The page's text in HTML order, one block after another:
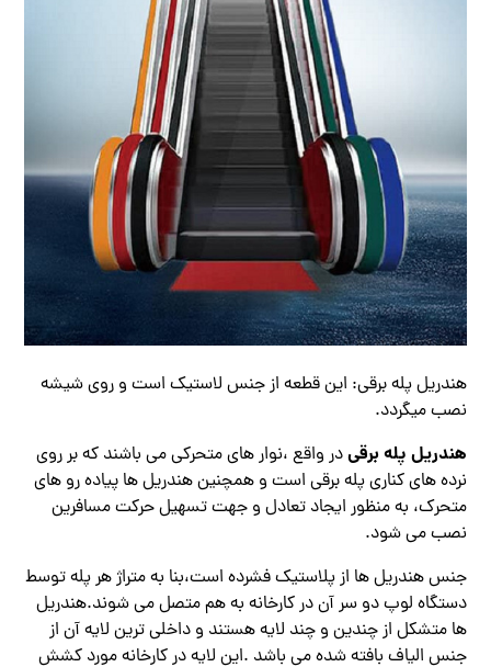
هندریل پله برقی: این قطعه از جنس لاستیک است و روی شیشه
نصب میگردد.
هندریل پله برقیدر واقع ،نوار های متحرکی می باشند که بر روی
نرده های کناری پله برقی است و همچنین هندریل ها پیاده رو های
متحرک، به منظور ایجاد تعادل و جهت تسهیل حرکت مسافرین
نصب می شود.
جنس هندریل ها از پلاستیک فشرده است،بنا به متراژ هر پله توسط
دستگاه لوپ دو سر آن در کارخانه به هم متصل می شوند.هندریل
ها متشکل از چندین و چند لایه هستند و داخلی ترین لایه آن از
جنس الیاف بافته شده می باشد .این لایه در کارخانه مورد کشش